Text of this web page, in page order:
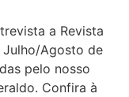
a Revista
Julho/Agosto de
pelo nosso
Confira à